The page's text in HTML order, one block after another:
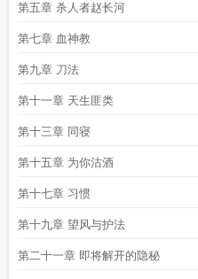
第五章 杀人者赵长河
第七章 血神教
第九章 刀法
第十一章 天生匪类
第十三章 同寝
第十五章 为你沽酒
第十七章 习惯
第十九章 望风与护法
第二十一章 即将解开的隐秘